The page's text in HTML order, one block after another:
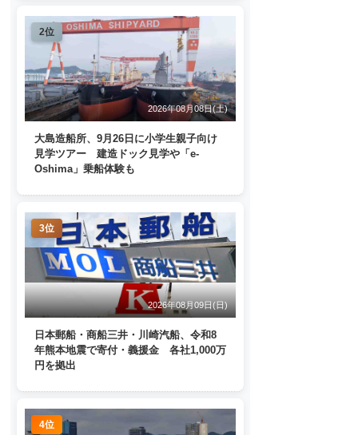
2位
2026年08月08日(土)
大島造船所、9月26日に小学生親子向け
見学ツアー 建造ドック見学や「e-
Oshima」乗船体験も
3位
2026年08月09日(日)
日本郵船・商船三井・川崎汽船、令和8
年熊本地震で寄付・義援金 各社1,000万
円を拠出
4位